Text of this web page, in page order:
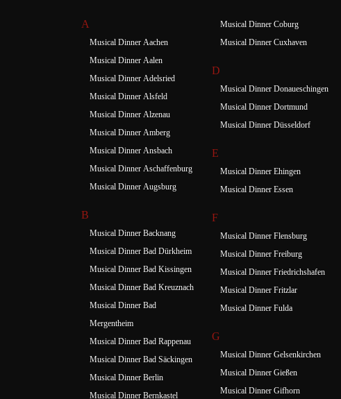
A
Musical Dinner Aachen
Musical Dinner Aalen
Musical Dinner Adelsried
Musical Dinner Alsfeld
Musical Dinner Alzenau
Musical Dinner Amberg
Musical Dinner Ansbach
Musical Dinner Aschaffenburg
Musical Dinner Augsburg
B
Musical Dinner Backnang
Musical Dinner Bad Dürkheim
Musical Dinner Bad Kissingen
Musical Dinner Bad Kreuznach
Musical Dinner Bad
Mergentheim
Musical Dinner Bad Rappenau
Musical Dinner Bad Säckingen
Musical Dinner Berlin
Musical Dinner Bernkastel
Musical Dinner Coburg
Musical Dinner Cuxhaven
D
Musical Dinner Donaueschingen
Musical Dinner Dortmund
Musical Dinner Düsseldorf
E
Musical Dinner Ehingen
Musical Dinner Essen
F
Musical Dinner Flensburg
Musical Dinner Freiburg
Musical Dinner Friedrichshafen
Musical Dinner Fritzlar
Musical Dinner Fulda
G
Musical Dinner Gelsenkirchen
Musical Dinner Gießen
Musical Dinner Gifhorn